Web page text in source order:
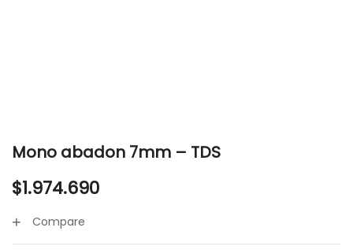
Mono abadon 7mm – TDS
$1.974.690
Compare